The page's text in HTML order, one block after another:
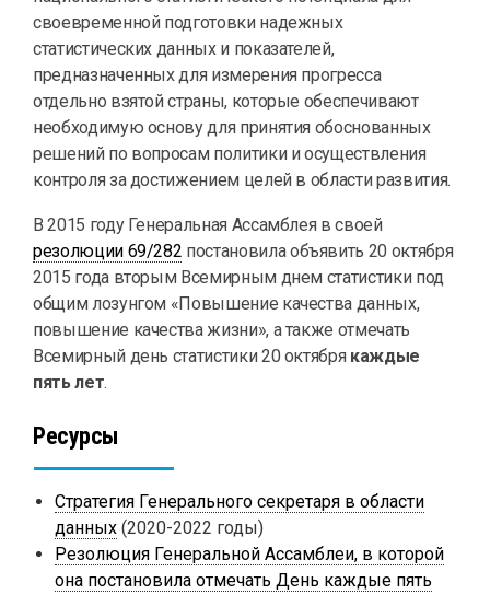
своевременной подготовки надежных
статистических данных и показателей,
предназначенных для измерения прогресса
отдельно взятой страны, которые обеспечивают
необходимую основу для принятия обоснованных
решений по вопросам политики и осуществления
контроля за достижением целей в области развития.
В 2015 году Генеральная Ассамблея в своей
резолюции 69/282 постановила объявить 20 октября
2015 года вторым Всемирным днем статистики под
общим лозунгом «Повышение качества данных,
повышение качества жизни», а также отмечать
Всемирный день статистики 20 октября каждые
пять лет.
Ресурсы
Стратегия Генерального секретаря в области
данных (2020-2022 годы)
Резолюция Генеральной Ассамблеи, в которой
она постановила отмечать День каждые пять